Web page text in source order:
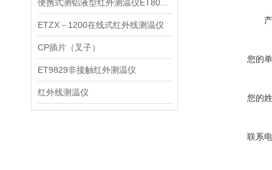
ETZX－1200在线式红外线测温仪
CP插片（叉子）
ET9829非接触红外测温仪
红外线测温仪
您的
您的
联系